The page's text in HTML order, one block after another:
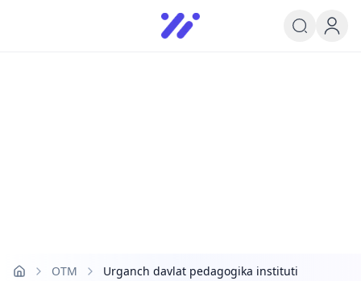
Infoedu
Ta&#039;lim xabarlari va
OTM Urganch davlat pedagogika instituti